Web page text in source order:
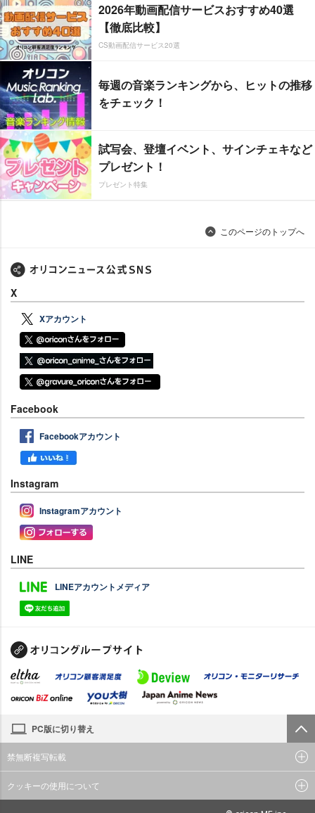
2026年動画配信サービスおすすめ40選
【徹底比較】
CS動画配信サービス20選
毎週の音楽ランキングから、ヒットの推移
をチェック！
試写会、登壇イベント、サインチェキなど
プレゼント！
プレゼント特集
このページのトップへ
X
Xアカウント
Facebook
Facebookアカウント
Instagram
Instagramアカウント
LINE
LINEアカウントメディア
PC版に切り替え
禁無断複写転載
クッキーの使用について